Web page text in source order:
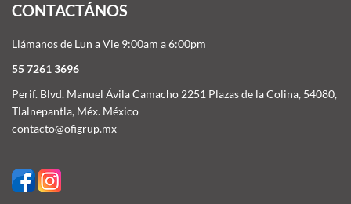
CONTACTÁNOS
Llámanos de Lun a Vie 9:00am a 6:00pm
55 7261 3696
Perif. Blvd. Manuel Ávila Camacho 2251 Plazas de la Colina, 54080,
Tlalnepantla, Méx. México
contacto@ofigrup.mx